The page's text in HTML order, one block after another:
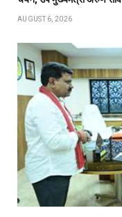
AUGUST 6, 2026